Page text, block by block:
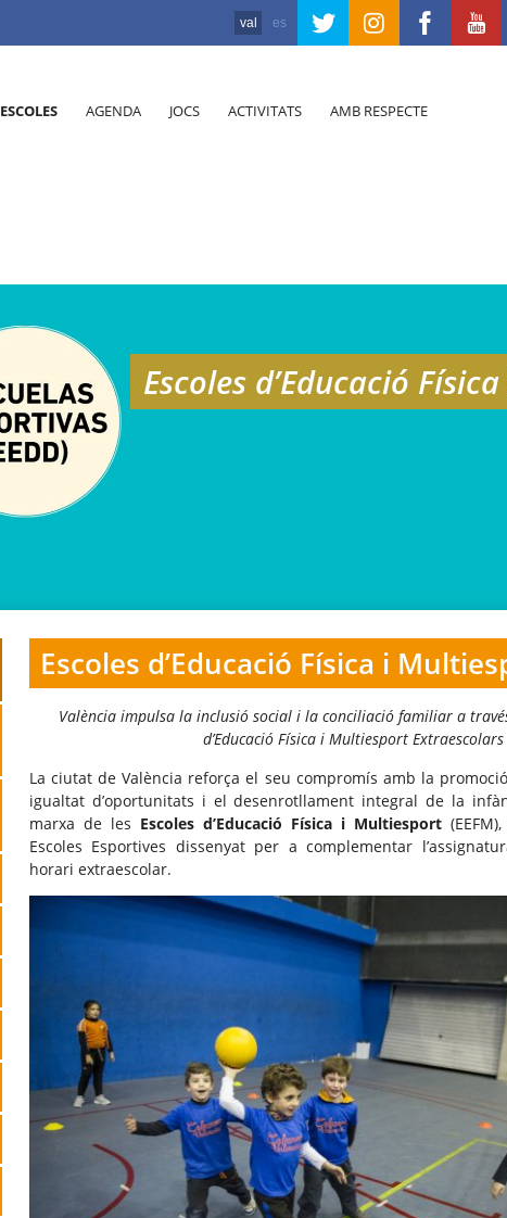
val es
ESCOLES AGENDA JOCS ACTIVITATS AMB RESPECTE
Escoles d’Educació
Escoles d’Educació Física i
València impulsa la inclusió social i la conciliació familiar a
d’Educació Física i Multiesport Extraescolars
La ciutat de València reforça el seu compromís amb la
igualtat d’oportunitats i el desenrotllament integral de la
marxa de les Escoles d’Educació Física i Multiesport
Escoles Esportives dissenyat per a complementar
horari extraescolar.